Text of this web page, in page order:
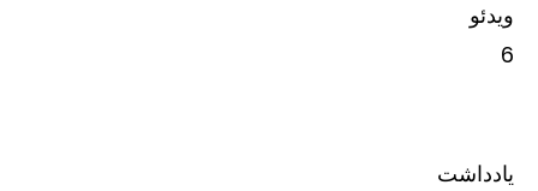
ویدئو
6
یادداشت